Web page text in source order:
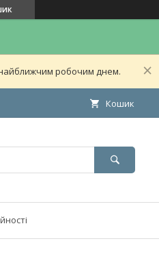
найближчим робочим днем.
Кошик